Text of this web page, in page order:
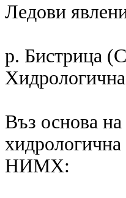
Ледови
р. Бистрица
Въз основа на
НИМХ: